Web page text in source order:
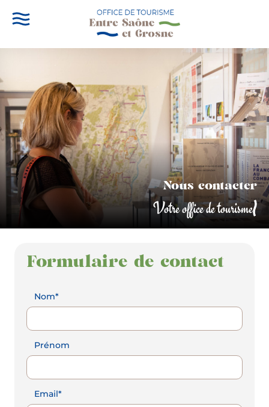
Nous contacter
Votre office de tourisme
Formulaire de contact
Nom*
Prénom
Email*